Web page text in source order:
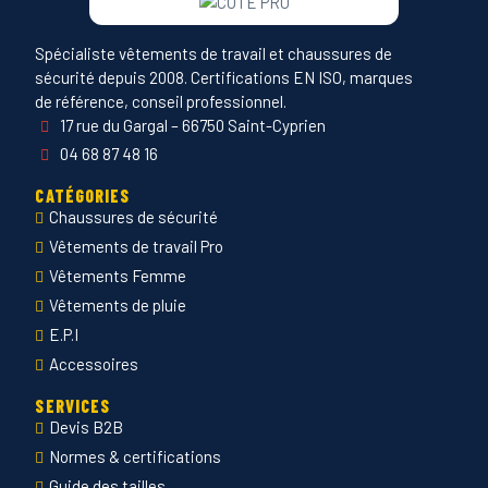
Spécialiste vêtements de travail et chaussures de
sécurité depuis 2008. Certifications EN ISO, marques
de référence, conseil professionnel.
17 rue du Gargal – 66750 Saint-Cyprien
04 68 87 48 16
CATÉGORIES
Chaussures de sécurité
Vêtements de travail Pro
Vêtements Femme
Vêtements de pluie
E.P.I
Accessoires
SERVICES
Devis B2B
Normes & certifications